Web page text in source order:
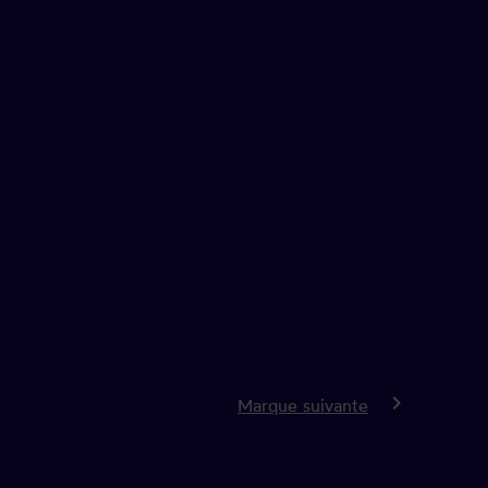
Marque suivante keyboard_arrow_right